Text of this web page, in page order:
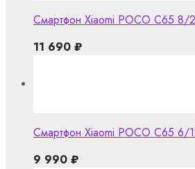
Смартфон Xiaomi POCO C65 8/
11 690 ₽
Смартфон Xiaomi POCO C65 6/
9 990 ₽